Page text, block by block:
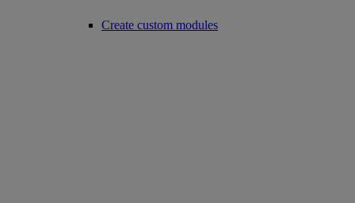
Create custom modules